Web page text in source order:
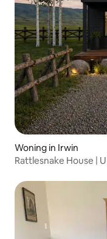
Woning in Irwin
Rattlesnake House |